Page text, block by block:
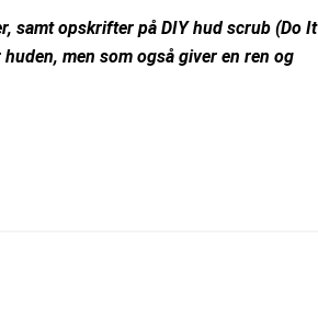
samt opskrifter på DIY hud scrub (Do It
men som også giver en ren og